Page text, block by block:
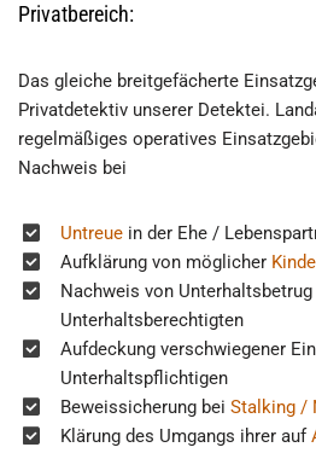
Privatbereich:
Das gleiche breitgefächerte
Privatdetektiv unserer Detektei.
regelmäßiges operatives
Nachweis bei
Untreue in der Ehe /
Aufklärung von möglicher
Nachweis von
Unterhaltsberechtigten
Aufdeckung verschwiegener
Unterhaltspflichtigen
Beweissicherung bei Stalking /
Klärung des Umgangs ihrer auf